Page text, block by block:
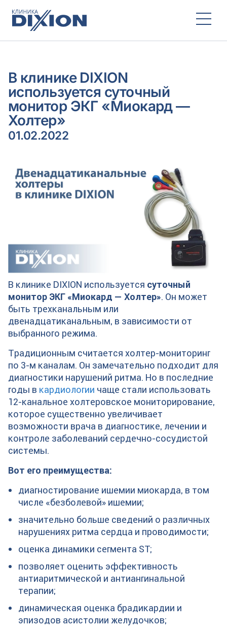
В клинике DIXION
используется суточный
монитор ЭКГ «Миокард —
Холтер»
01.02.2022
В клинике DIXION используется суточный
монитор ЭКГ «Миокард — Холтер». Он может
быть трехканальным или
двенадцатиканальным, в зависимости от
выбранного режима.
Традиционным считается холтер-мониторинг
по 3-м каналам. Он замечательно подходит для
диагностики нарушений ритма. Но в последние
годы в кардиологии чаще стали использовать
12-канальное холтеровское мониторирование,
которое существенно увеличивает
возможности врача в диагностике, лечении и
контроле заболеваний сердечно-сосудистой
системы.
Вот его преимущества:
диагностирование ишемии миокарда, в том
числе «безболевой» ишемии;
значительно больше сведений о различных
нарушениях ритма сердца и проводимости;
оценка динамики сегмента ST;
позволяет оценить эффективность
антиаритмической и антиангинальной
терапии;
динамическая оценка брадикардии и
эпизодов асистолии желудочков;